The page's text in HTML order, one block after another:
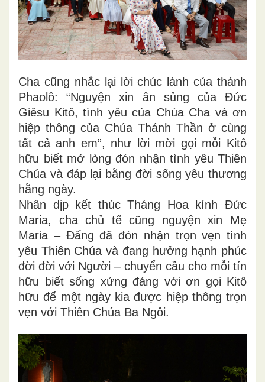
Cha cũng nhắc lại lời chúc lành của thánh
Phaolô: “Nguyện xin ân sủng của Đức
Giêsu Kitô, tình yêu của Chúa Cha và ơn
hiệp thông của Chúa Thánh Thần ở cùng
tất cả anh em”, như lời mời gọi mỗi Kitô
hữu biết mở lòng đón nhận tình yêu Thiên
Chúa và đáp lại bằng đời sống yêu thương
hằng ngày.
Nhân dịp kết thúc Tháng Hoa kính Đức
Maria, cha chủ tế cũng nguyện xin Mẹ
Maria – Đấng đã đón nhận trọn vẹn tình
yêu Thiên Chúa và đang hưởng hạnh phúc
đời đời với Người – chuyển cầu cho mỗi tín
hữu biết sống xứng đáng với ơn gọi Kitô
hữu để một ngày kia được hiệp thông trọn
vẹn với Thiên Chúa Ba Ngôi.